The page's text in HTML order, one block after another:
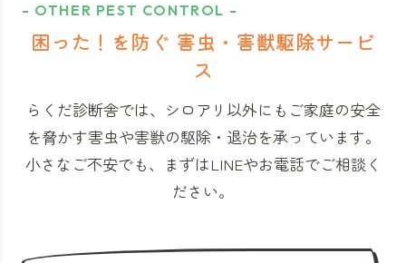
- OTHER PEST CONTROL -
困った！を防ぐ 害虫・害獣駆除サービ
ス
らくだ診断舎では、シロアリ以外にもご家庭の安全
を脅かす害虫や害獣の駆除・退治を承っています。
小さなご不安でも、まずはLINEやお電話でご相談く
ださい。